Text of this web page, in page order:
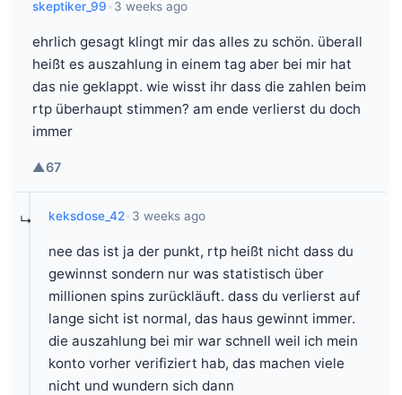
skeptiker_99 3 weeks ago
ehrlich gesagt klingt mir das alles zu schön. überall
heißt es auszahlung in einem tag aber bei mir hat
das nie geklappt. wie wisst ihr dass die zahlen beim
rtp überhaupt stimmen? am ende verlierst du doch
immer
▲67
↳ keksdose_42 3 weeks ago
nee das ist ja der punkt, rtp heißt nicht dass du
gewinnst sondern nur was statistisch über
millionen spins zurückläuft. dass du verlierst auf
lange sicht ist normal, das haus gewinnt immer.
die auszahlung bei mir war schnell weil ich mein
konto vorher verifiziert hab, das machen viele
nicht und wundern sich dann